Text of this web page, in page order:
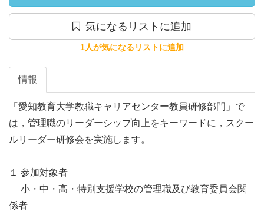
気になるリストに追加
1人が気になるリストに追加
情報
「愛知教育大学教職キャリアセンター教員研修部門」で
は，管理職のリーダーシップ向上をキーワードに，スクー
ルリーダー研修会を実施します。
１ 参加対象者
小・中・高・特別支援学校の管理職及び教育委員会関
係者